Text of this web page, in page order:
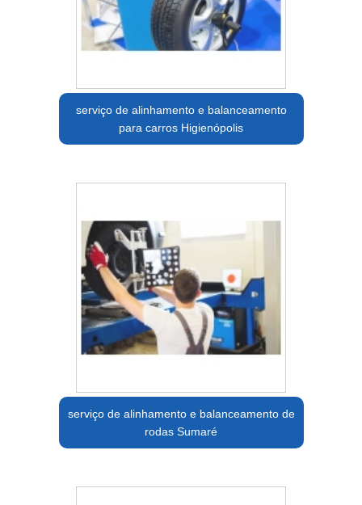
serviço de alinhamento e balanceamento
para carros Higienópolis
serviço de alinhamento e balanceamento de
rodas Sumaré